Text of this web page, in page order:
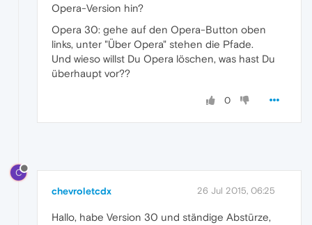
Opera-Version hin?
Opera 30: gehe auf den Opera-Button oben
links, unter "Über Opera" stehen die Pfade.
Und wieso willst Du Opera löschen, was hast Du
überhaupt vor??
0
C
chevroletcdx 26 Jul 2015, 06:25
Hallo, habe Version 30 und ständige Abstürze,